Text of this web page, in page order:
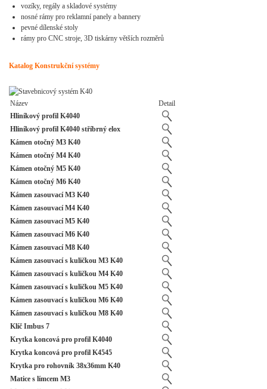
vozíky, regály a skladové systémy
nosné rámy pro reklamní panely a bannery
pevné dílenské stoly
rámy pro CNC stroje, 3D tiskárny větších rozměrů
Katalog Konstrukční systémy
Název
Detail
Hliníkový profil K4040
Hliníkový profil K4040 stříbrný elox
Kámen otočný M3 K40
Kámen otočný M4 K40
Kámen otočný M5 K40
Kámen otočný M6 K40
Kámen zasouvací M3 K40
Kámen zasouvací M4 K40
Kámen zasouvací M5 K40
Kámen zasouvací M6 K40
Kámen zasouvací M8 K40
Kámen zasouvací s kuličkou M3 K40
Kámen zasouvací s kuličkou M4 K40
Kámen zasouvací s kuličkou M5 K40
Kámen zasouvací s kuličkou M6 K40
Kámen zasouvací s kuličkou M8 K40
Klíč Imbus 7
Krytka koncová pro profil K4040
Krytka koncová pro profil K4545
Krytka pro rohovník 38x36mm K40
Matice s límcem M3